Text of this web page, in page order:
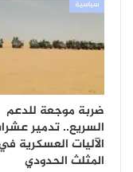
سياسية
ضربة موجعة للدعم
السريع.. تدمير
الآليات العسكرية
المثلث الحدودي